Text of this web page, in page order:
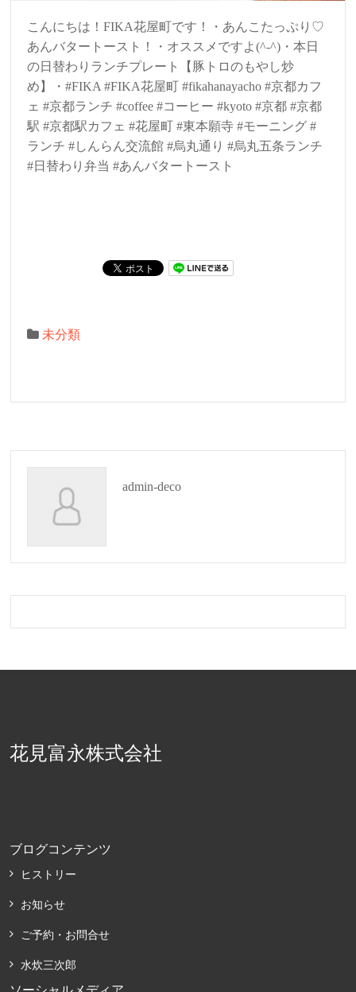
こんにちは！FIKA花屋町です！・あんこたっぷり♡
あんバタートースト！・オススメですよ(^-^)・本日
の日替わりランチプレート【豚トロのもやし炒
め】・#FIKA #FIKA花屋町 #fikahanayacho #京都カフ
ェ #京都ランチ #coffee #コーヒー #kyoto #京都 #京都
駅 #京都駅カフェ #花屋町 #東本願寺 #モーニング #
ランチ #しんらん交流館 #烏丸通り #烏丸五条ランチ
#日替わり弁当 #あんバタートースト
未分類
admin-deco
花見富永株式会社
ブログコンテンツ
ヒストリー
お知らせ
ご予約・お問合せ
水炊三次郎